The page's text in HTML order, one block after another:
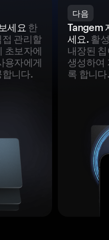
세요 한
관리할
초보자에
용자에게
합니다.
다음
Tangem
세요.활
내장된
생성하여
록 합니다.